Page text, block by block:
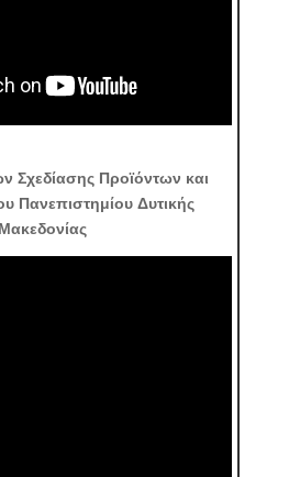
Σχεδίασης Προϊόντων και
Πανεπιστημίου Δυτικής
Μακεδονίας